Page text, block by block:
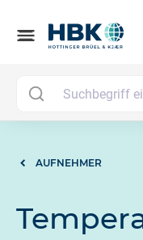
menu
AUFNEHMER